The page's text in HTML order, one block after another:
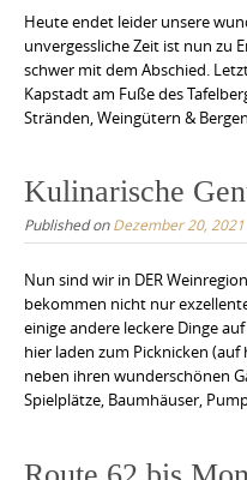
Heute endet leider unsere
unvergessliche Zeit ist nun zu
schwer mit dem Abschied.
Kapstadt am Fuße des
Stränden, Weingütern &
Kulinarische
Published onDezember 20, 2021
Nun sind wir in DER
bekommen nicht nur
einige andere leckere Dinge
hier laden zum Picknicken
neben ihren wunderschönen
Spielplätze, Baumhäuser,